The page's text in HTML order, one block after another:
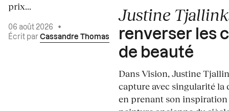
prix...
06 août 2026
•
Écrit par Cassandre Thomas
Justine
renverser les
de beauté
Dans Vision, Justine
capture avec singularité la
en prenant son inspiration